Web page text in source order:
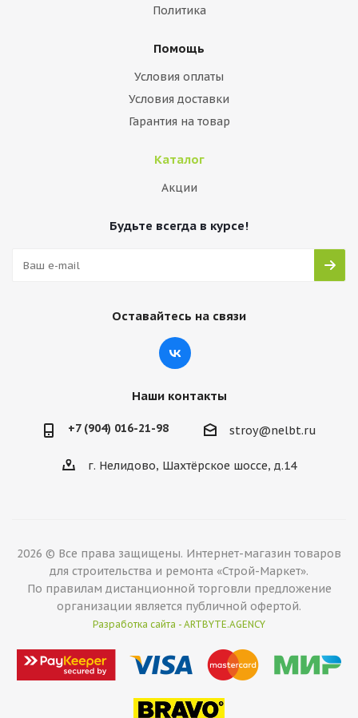
Политика
Помощь
Условия оплаты
Условия доставки
Гарантия на товар
Каталог
Акции
Будьте всегда в курсе!
Оставайтесь на связи
Наши контакты
+7 (904) 016-21-98 stroy@nelbt.ru
г. Нелидово, Шахтёрское шоссе, д.14
2026 © Все права защищены. Интернет-магазин товаров
для строительства и ремонта «Строй-Маркет».
По правилам дистанционной торговли предложение
организации является публичной офертой.
Разработка сайта - ARTBYTE.AGENCY